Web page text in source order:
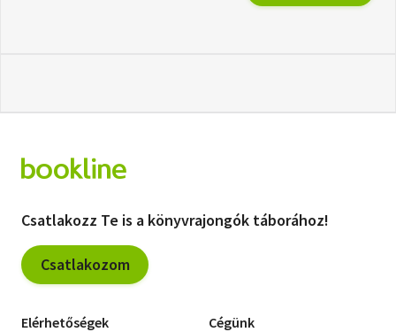
Csatlakozz Te is a könyvrajongók táborához!
Csatlakozom
Elérhetőségek Cégünk